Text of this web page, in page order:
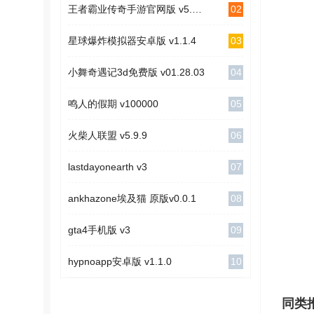
02
星球爆炸模拟器安卓版 v1.1.4 03
小舞奇遇记3d免费版 v01.28.03 04
鸣人的假期 v100000 05
火柴人联盟 v5.9.9 06
lastdayonearth v3 07
ankhazone埃及猫 原版v0.0.1 08
gta4手机版 v3 09
hypnoapp安卓版 v1.1.0 10
同类